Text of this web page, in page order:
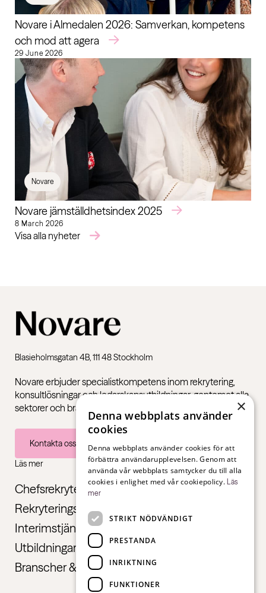
Visa alla nyheter
Novare i Almedalen 2026: Samverkan, kompetens
och mod att agera
29 June 2026
Novare
Novare jämställdhetsindex 2025
8 March 2026
Blasieholmsgatan 4B, 111 48 Stockholm
Novare erbjuder specialistkompetens inom rekrytering,
konsultlösningar och ledarskapsutbildningar, gentemot alla
sektorer och branscher – från första jobb till chefsnivå.
Kontakta oss
Läs mer
Chefsrekrytering
Rekryteringstjänster
Interimstjänster
Utbildningar
Branscher & Roller
×
Denna webbplats använder
cookies
Denna webbplats använder cookies för att
förbättra användarupplevelsen. Genom att
använda vår webbplats samtycker du till alla
cookies i enlighet med vår cookiepolicy. Läs
mer
STRIKT NÖDVÄNDIGT
PRESTANDA
INRIKTNING
FUNKTIONER